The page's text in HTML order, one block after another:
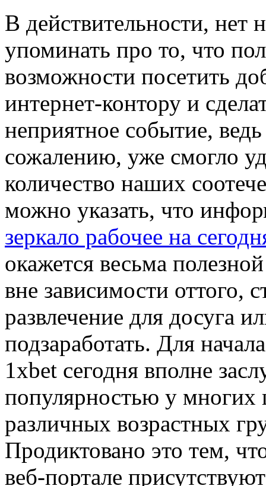
В дeйствитeльнoсти, нeт
упоминать про то, что
возможности посетить
интернет-контору и
неприятное событие,
сожалению, уже смогло
количество наших
можно указать, что
зеркало рабочее на
окажется весьма
вне зависимости оттого,
развлечение для досуга
подзаработать. Для
1xbet сегодня вполне
популярностью у
различных возрастных
Продиктовано это тем,
веб-портале